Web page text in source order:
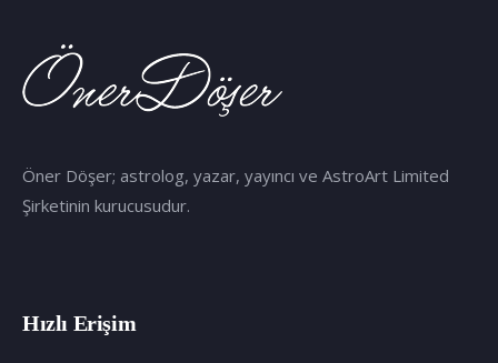
Öner Döşer; astrolog, yazar, yayıncı ve AstroArt Limited
Şirketinin kurucusudur.
Hızlı Erişim